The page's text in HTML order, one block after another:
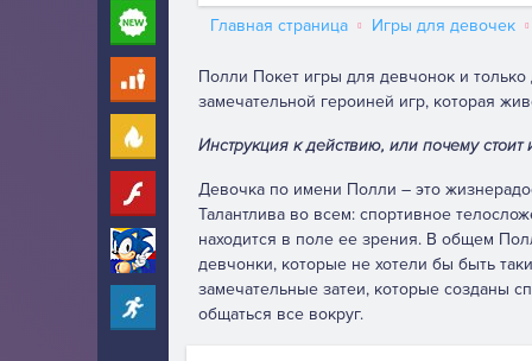
Новые 260
Для детей 10
Популярные 260
Флеш 31
Соник 275
Прохождение 2303
Главная страница Игры для девочек
Полли Покет игры для девчонок и
замечательной героиней игр, которая
Инструкция к действию, или почему
Девочка по имени Полли – это
Талантлива во всем: спортивное
находится в поле ее зрения. В общем
девчонки, которые не хотели бы быть
замечательные затеи, которые созданы
общаться все вокруг.